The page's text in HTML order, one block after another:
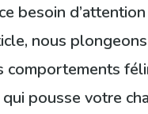
besoin
nous plongeons
comportements
pousse votre